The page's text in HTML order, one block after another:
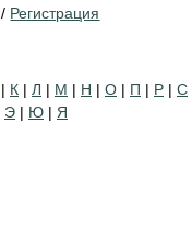
/ Регистрация
| К | Л | М | Н | О | П | Р | С
Э | Ю | Я